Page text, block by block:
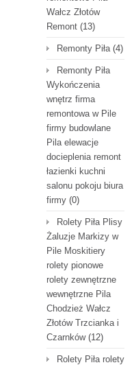
Wałcz Złotów
Remont (13)
Remonty Piła(4)
Remonty Piła
Wykończenia
wnętrz firma
remontowa w Pile
firmy budowlane
Pila elewacje
docieplenia remont
łazienki kuchni
salonu pokoju biura
firmy (0)
Rolety Piła Plisy
Żaluzje Markizy w
Pile Moskitiery
rolety pionowe
rolety zewnętrzne
wewnętrzne Pila
Chodzież Wałcz
Złotów Trzcianka i
Czarnków(12)
Rolety Piła rolety